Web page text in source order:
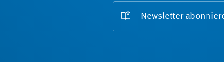
Newsletter